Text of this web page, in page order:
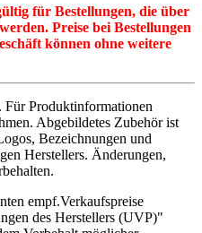
für Bestellungen, die über
Preise bei Bestellungen
können ohne weitere
Produktinformationen
Abgebildetes Zubehör ist
Bezeichnungen und
Herstellers. Änderungen,
empf.Verkaufspreise
des Herstellers (UVP)"